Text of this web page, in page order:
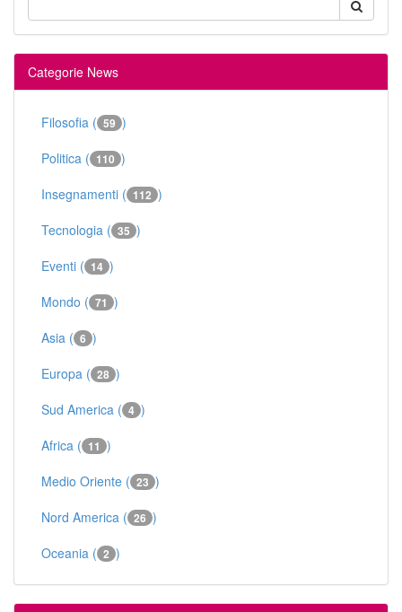
Categorie News
Filosofia ( 59 )
Politica ( 110 )
Insegnamenti ( 112 )
Tecnologia ( 35 )
Eventi ( 14 )
Mondo ( 71 )
Asia ( 6 )
Europa ( 28 )
Sud America ( 4 )
Africa ( 11 )
Medio Oriente ( 23 )
Nord America ( 26 )
Oceania ( 2 )